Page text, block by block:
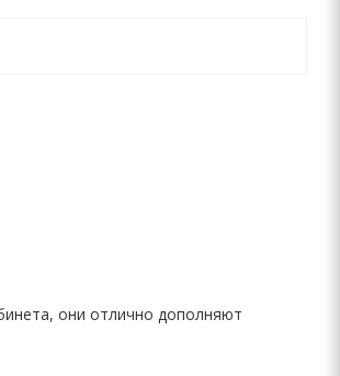
они отлично дополняют